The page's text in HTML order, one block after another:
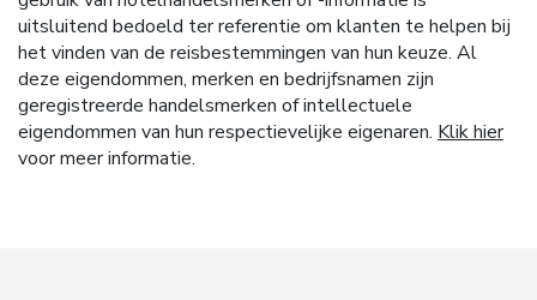
uitsluitend bedoeld ter referentie om klanten te helpen bij
het vinden van de reisbestemmingen van hun keuze. Al
deze eigendommen, merken en bedrijfsnamen zijn
geregistreerde handelsmerken of intellectuele
eigendommen van hun respectievelijke eigenaren. Klik hier
voor meer informatie.